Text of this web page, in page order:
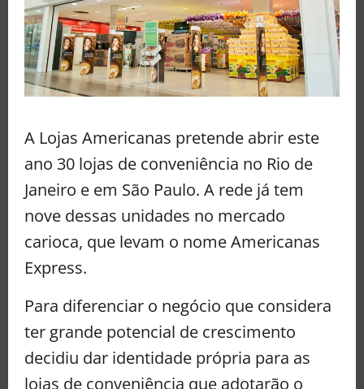
A Lojas Americanas pretende abrir este
ano 30 lojas de conveniência no Rio de
Janeiro e em São Paulo. A rede já tem
nove dessas unidades no mercado
carioca, que levam o nome Americanas
Express.
Para diferenciar o negócio que considera
ter grande potencial de crescimento
decidiu dar identidade própria para as
lojas de conveniência que adotarão o